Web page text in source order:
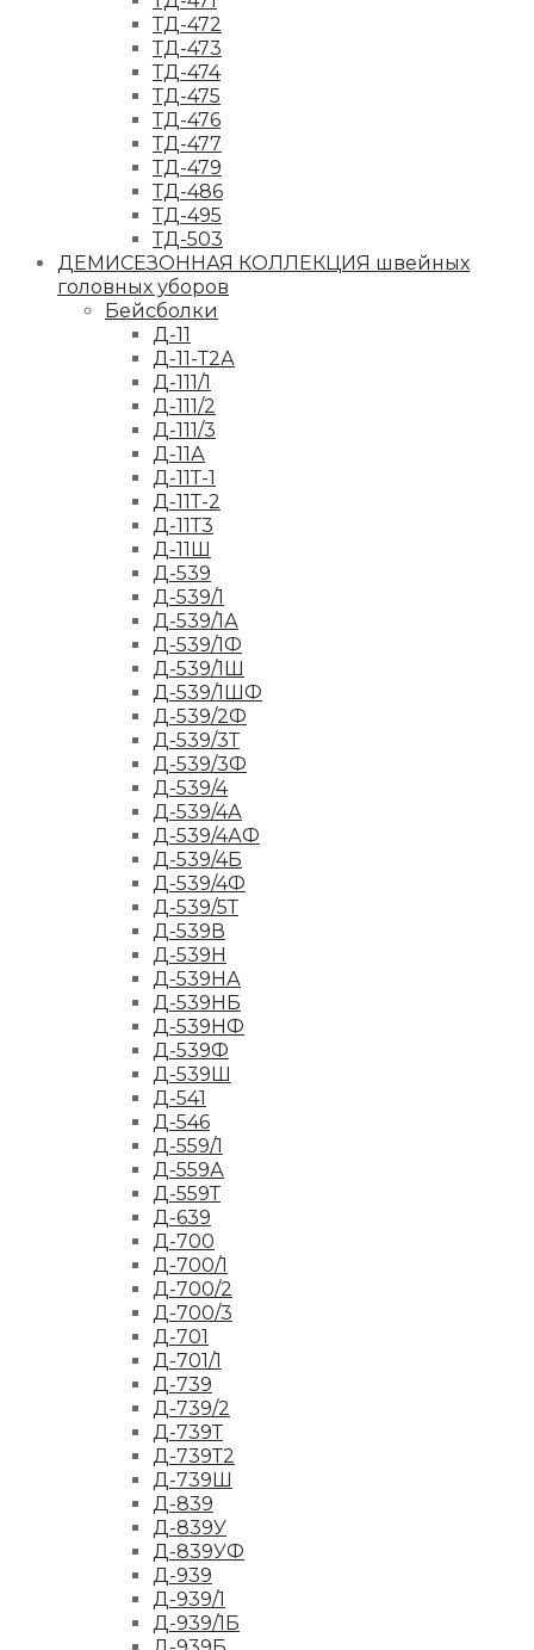
ТД-472
ТД-473
ТД-474
ТД-475
ТД-476
ТД-477
ТД-479
ТД-486
ТД-495
ТД-503
ДЕМИСЕЗОННАЯ КОЛЛЕКЦИЯ швейных
головных уборов
Бейсболки
Д-11
Д-11-Т2А
Д-111/1
Д-111/2
Д-111/3
Д-11А
Д-11Т-1
Д-11Т-2
Д-11Т3
Д-11Ш
Д-539
Д-539/1
Д-539/1А
Д-539/1Ф
Д-539/1Ш
Д-539/1ШФ
Д-539/2Ф
Д-539/3Т
Д-539/3Ф
Д-539/4
Д-539/4А
Д-539/4АФ
Д-539/4Б
Д-539/4Ф
Д-539/5Т
Д-539В
Д-539Н
Д-539НА
Д-539НБ
Д-539НФ
Д-539Ф
Д-539Ш
Д-541
Д-546
Д-559/1
Д-559А
Д-559Т
Д-639
Д-700
Д-700/1
Д-700/2
Д-700/3
Д-701
Д-701/1
Д-739
Д-739/2
Д-739Т
Д-739Т2
Д-739Ш
Д-839
Д-839У
Д-839УФ
Д-939
Д-939/1
Д-939/1Б